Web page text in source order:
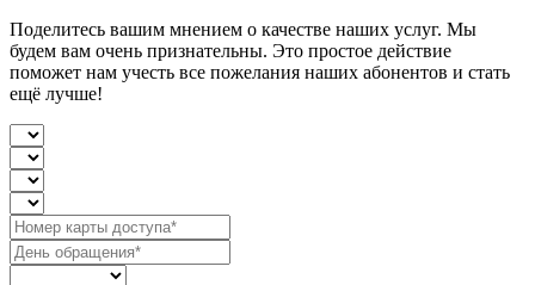
Поделитесь вашим мнением о качестве наших услуг. Мы
будем вам очень признательны. Это простое действие
поможет нам учесть все пожелания наших абонентов и стать
ещё лучше!